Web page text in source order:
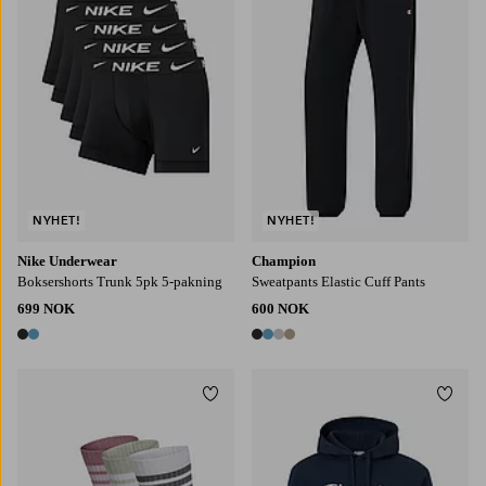
Nike Underwear
Boksershorts Trunk 5pk 5-pakning
699 NOK
2 farger
NYHET!
Champion
Sweatpants Elastic Cuff Pants
600 NOK
4 farger
NYHET!
Legg til favoritter
40/42